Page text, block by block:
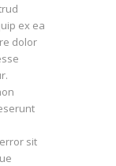
ex ea
dolor
sit